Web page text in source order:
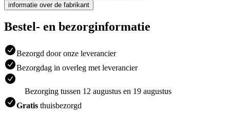
informatie over de fabrikant
Bestel- en bezorginformatie
Bezorgd door onze leverancier
Bezorgdag in overleg met leverancier
Bezorging tussen 12 augustus en 19 augustus
Gratis thuisbezorgd